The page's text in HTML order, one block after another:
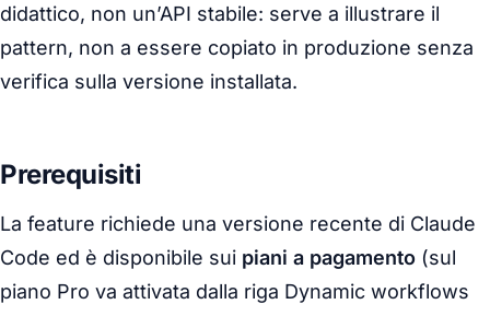
didattico, non un’API stabile: serve a illustrare il
pattern, non a essere copiato in produzione senza
verifica sulla versione installata.
Prerequisiti
La feature richiede una versione recente di Claude
Code ed è disponibile sui piani a pagamento (sul
piano Pro va attivata dalla riga Dynamic workflows